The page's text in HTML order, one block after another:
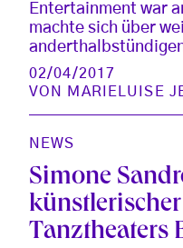
Entertainment war
machte sich über
02/04/2017
VON MARIELUISE
NEWS
Simone
Tanztheaters